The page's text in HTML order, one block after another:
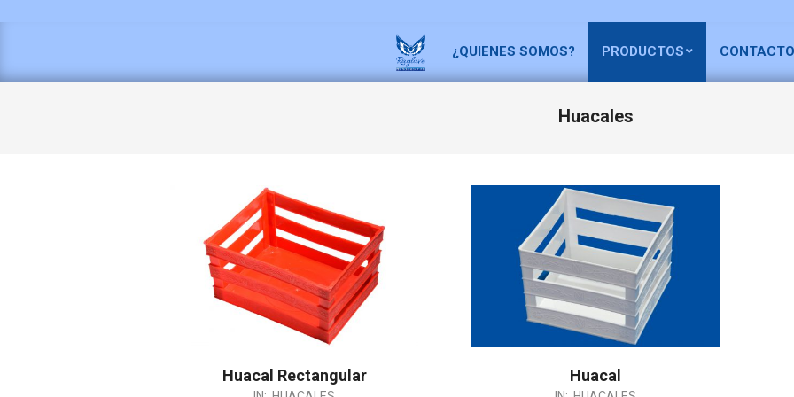
¿QUIENES SOMOS? PRODUCTOS CONTACTO
Huacales
Huacal Rectangular Huacal